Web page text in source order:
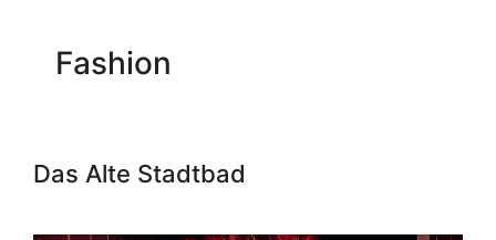
Fashion
Das Alte Stadtbad